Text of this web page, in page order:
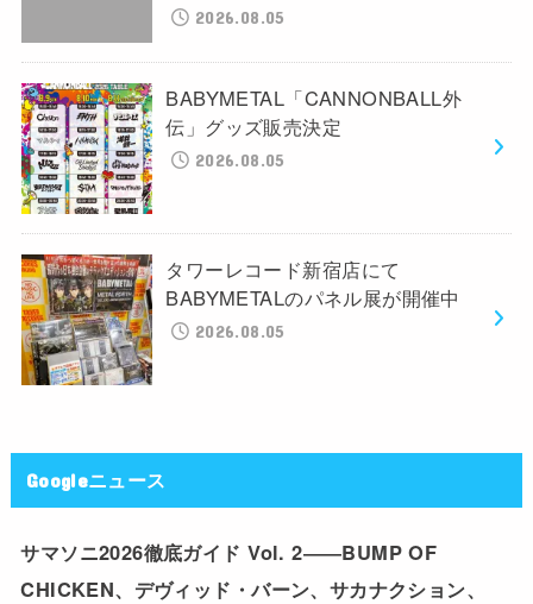
2026.08.05
BABYMETAL「CANNONBALL外
伝」グッズ販売決定
2026.08.05
タワーレコード新宿店にて
BABYMETALのパネル展が開催中
2026.08.05
Googleニュース
サマソニ2026徹底ガイド Vol. 2――BUMP OF
CHICKEN、デヴィッド・バーン、サカナクション、